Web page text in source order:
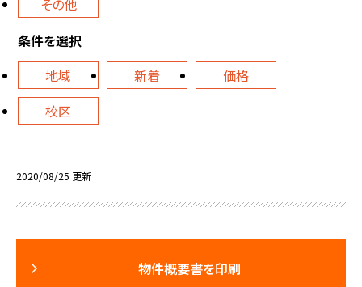
その他
条件を選択
地域
新着
価格
校区
2020/08/25 更新
物件概要書を印刷